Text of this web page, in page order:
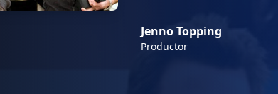
Jenno Topping
Productor